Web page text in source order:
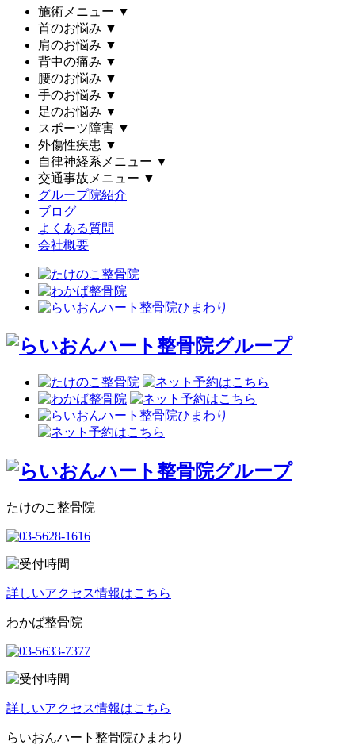
施術メニュー ▼
首のお悩み ▼
肩のお悩み ▼
背中の痛み ▼
腰のお悩み ▼
手のお悩み ▼
足のお悩み ▼
スポーツ障害 ▼
外傷性疾患 ▼
自律神経系メニュー ▼
交通事故メニュー ▼
グループ院紹介
ブログ
よくある質問
会社概要
たけのこ整骨院
詳しいアクセス情報はこちら
わかば整骨院
詳しいアクセス情報はこちら
らいおんハート整骨院ひまわり